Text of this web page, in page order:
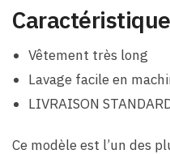
Vêtement très long
Lavage facile en
LIVRAISON
Ce modèle est l’un des